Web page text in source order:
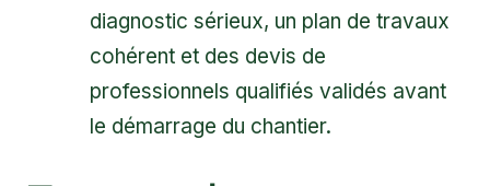
diagnostic sérieux, un plan de travaux
cohérent et des devis de
professionnels qualifiés validés avant
le démarrage du chantier.